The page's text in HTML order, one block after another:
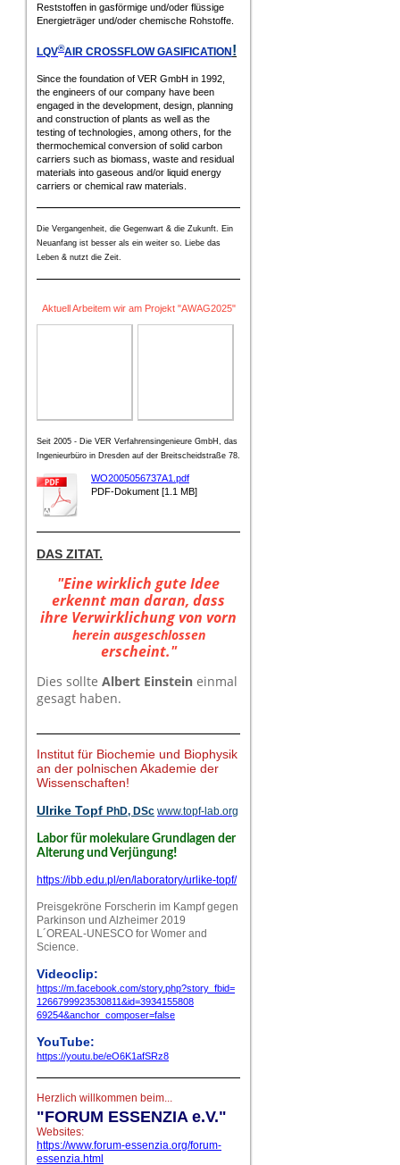
Reststoffen in gasförmige und/oder flüssige
Energieträger und/oder chemische Rohstoffe.
LQV®AIR CROSSFLOW GASIFICATION!
Since the foundation of VER GmbH in 1992,
the engineers of our company have been
engaged in the development, design, planning
and construction of plants as well as the
testing of technologies, among others, for the
thermochemical conversion of solid carbon
carriers such as biomass, waste and residual
materials into gaseous and/or liquid energy
carriers or chemical raw materials.
Die Vergangenheit, die Gegenwart & die Zukunft. Ein
Neuanfang ist besser als ein weiter so. Liebe das
Leben & nutzt die Zeit.
Aktuell Arbeitem wir am Projekt "AWAG2025"
Seit 2005 - Die VER Verfahrensingenieure GmbH, das
Ingenieurbüro in Dresden auf der Breitscheidstraße 78.
WO2005056737A1.pdf
PDF-Dokument [1.1 MB]
DAS ZITAT.
"Eine wirklich gute Idee
erkennt man daran, dass
ihre Verwirklichung von vorn
herein ausgeschlossen
erscheint."
Dies sollte Albert Einstein einmal
gesagt haben.
Institut für Biochemie und Biophysik
an der polnischen Akademie der
Wissenschaften!
Ulrike Topf PhD, DSc www.topf-lab.org
Labor für molekulare Grundlagen der
Alterung und Verjüngung!
https://ibb.edu.pl/en/laboratory/urlike-topf/
Preisgekröne Forscherin im Kampf gegen
Parkinson und Alzheimer 2019
L´OREAL-UNESCO for Womer and
Science.
Videoclip:
https://m.facebook.com/story.php?story_ fbid=
1266799923530811&id=3934155808
69254&anchor_composer=false
YouTube:
https://youtu.be/eO6K1afSRz8
Herzlich willkommen beim...
"FORUM ESSENZIA e.V."
Websites:
https://www.forum-essenzia.org/forum-
essenzia.html